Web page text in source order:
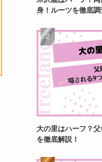
身！ルーツを徹底調
大の里はハーフ？
を徹底解説！